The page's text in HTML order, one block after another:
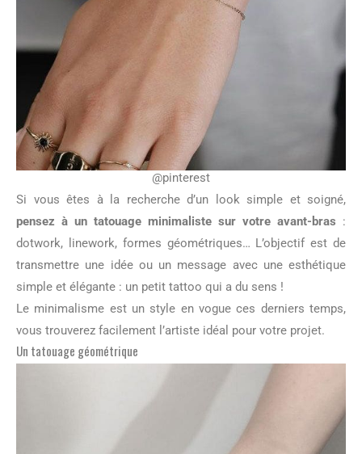
@pinterest
Si vous êtes à la recherche d’un look simple et soigné,
pensez à un tatouage minimaliste sur votre avant-bras :
dotwork, linework, formes géométriques… L’objectif est de
transmettre une idée ou un message avec une esthétique
simple et élégante : un petit tattoo qui a du sens !
Le minimalisme est un style en vogue ces derniers temps,
vous trouverez facilement l’artiste idéal pour votre projet.
Un tatouage géométrique